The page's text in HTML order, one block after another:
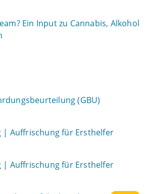
Ein Input zu Cannabis, Alkohol
(GBU)
| Auffrischung für Ersthelfer
| Auffrischung für Ersthelfer